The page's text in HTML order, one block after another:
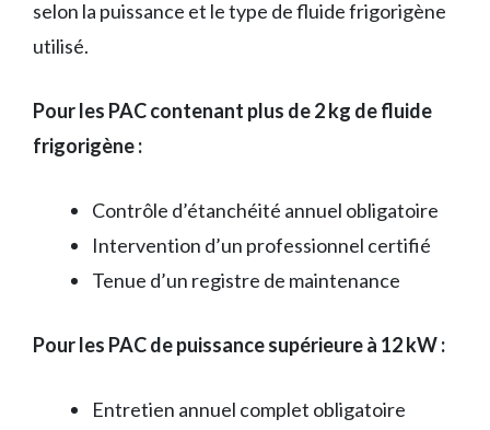
selon la puissance et le type de fluide frigorigène
utilisé.
Pour les PAC contenant plus de 2 kg de fluide
frigorigène :
Contrôle d’étanchéité annuel obligatoire
Intervention d’un professionnel certifié
Tenue d’un registre de maintenance
Pour les PAC de puissance supérieure à 12 kW :
Entretien annuel complet obligatoire